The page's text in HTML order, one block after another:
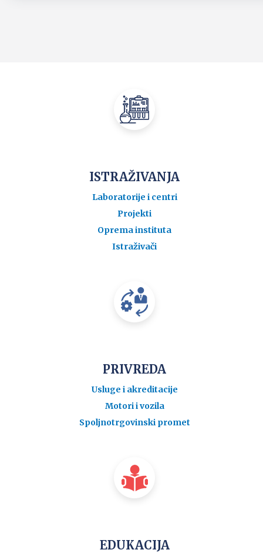
ISTRAŽIVANJA
Laboratorije i centri
Projekti
Oprema instituta
Istraživači
PRIVREDA
Usluge i akreditacije
Motori i vozila
Spoljnotrgovinski promet
EDUKACIJA